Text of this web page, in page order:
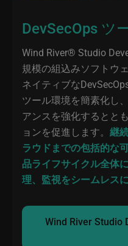
DevSecOps ツ
Wind River® Studio
規模の組込みソフトウ
ネイティブな
ツール環境を簡素化し
アンスを強化するとと
ョンを促進します。 継
ラウドまでの包括的な
品ライフサイクル全体
理、監視をシームレス
Wind River Studio